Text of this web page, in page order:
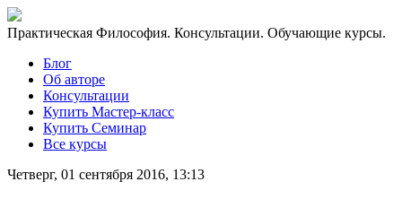
Практическая Философия. Консультации. Обучающие курсы.
Блог
Об авторе
Консультации
Купить Мастер-класс
Купить Семинар
Все курсы
Четверг, 01 сентября 2016, 13:13